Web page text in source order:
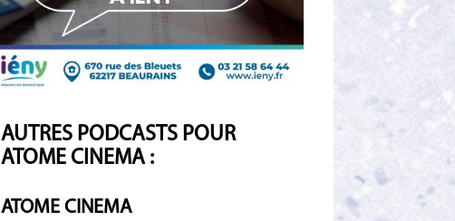
AUTRES PODCASTS POUR
ATOME CINEMA :
ATOME CINEMA